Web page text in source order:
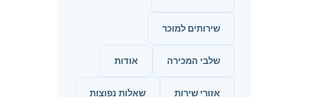
שירותים למוכר
שלבי המכירה אודות
אזורי שירות שאלות נפוצות